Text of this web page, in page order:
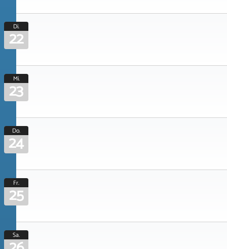
Di.
22
Mi.
23
Do.
24
Fr.
25
Sa.